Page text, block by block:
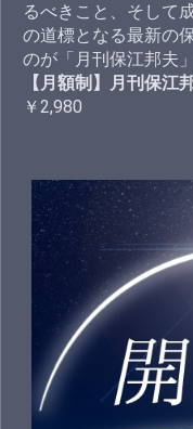
るべきこと、そして
の道標となる最新の
のが「月刊保江邦夫」
【月額制】月刊保江
￥2,980